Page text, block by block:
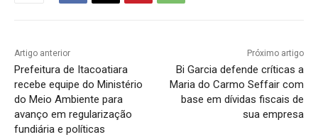
Artigo anterior
Prefeitura de Itacoatiara
recebe equipe do Ministério
do Meio Ambiente para
avanço em regularização
fundiária e políticas
Próximo artigo
Bi Garcia defende críticas a
Maria do Carmo Seffair com
base em dívidas fiscais de
sua empresa